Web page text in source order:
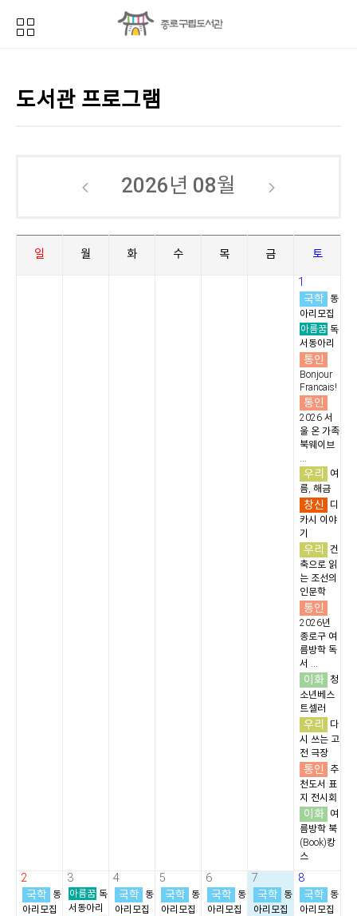
도서관 프로그램
2026년 08월
일 월 화 수 목 금 토
1
국학
동
아리모집
아름꿈 독
서동아리
통인
Bonjour
Francais!
통인
2026 서
울 온 가족
북웨이브
...
우리
여
름, 해금
창신
디
카시 이야
기
우리
건
축으로 읽
는 조선의
인문학
통인
2026년
종로구 여
름방학 독
서 ...
이화
청
소년베스
트셀러
우리
다
시 쓰는 고
전 극장
통인
추
천도서 표
지 전시회
이화
여
름방학 북
(Book)캉
스
2
국학
동
아리모집
3
아름꿈 독
서동아리
4
국학
동
아리모집
5
국학
동
아리모집
6
국학
동
아리모집
7
국학
동
아리모집
8
국학
동
아리모집